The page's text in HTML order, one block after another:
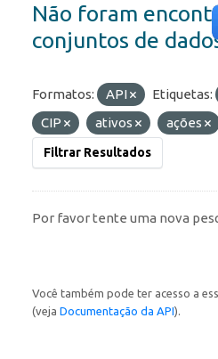
Não foram
conjuntos de
Formatos: API Etiquetas:
CIP
ativos ações
Filtrar Resultados
Por favor tente uma nova
Você também pode ter acesso a
(veja Documentação da API).